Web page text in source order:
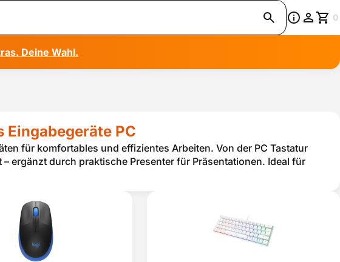
0
Deine Wahl.
PC
für komfortables und effizientes Arbeiten. Von der PC Tastatur
ergänzt durch praktische Presenter für Präsentationen. Ideal für